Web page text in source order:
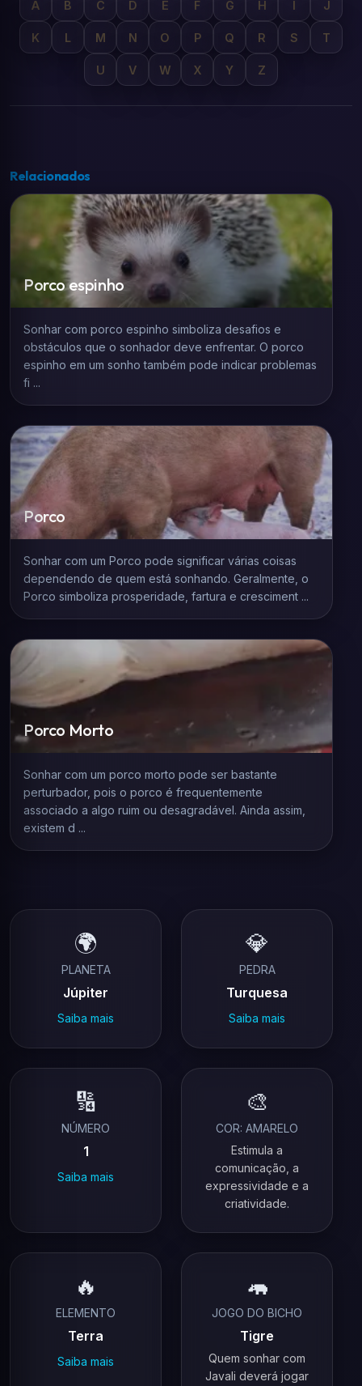
A B C D E F G H I J
K L M N O P Q R S T
U V W X Y Z
Relacionados
Porco espinho
Sonhar com porco espinho simboliza desafios e
obstáculos que o sonhador deve enfrentar. O porco
espinho em um sonho também pode indicar problemas
fi ...
Porco
Sonhar com um Porco pode significar várias coisas
dependendo de quem está sonhando. Geralmente, o
Porco simboliza prosperidade, fartura e cresciment ...
Porco Morto
Sonhar com um porco morto pode ser bastante
perturbador, pois o porco é frequentemente
associado a algo ruim ou desagradável. Ainda assim,
existem d ...
🌍
PLANETA
Júpiter
Saiba mais
💎
PEDRA
Turquesa
Saiba mais
🔢
NÚMERO
1
Saiba mais
🎨
COR: AMARELO
Estimula a
comunicação, a
expressividade e a
criatividade.
🔥
ELEMENTO
Terra
Saiba mais
🦛
JOGO DO BICHO
Tigre
Quem sonhar com
Javali deverá jogar